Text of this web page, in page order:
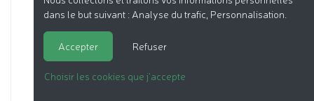
dans le but suivant : Analyse du trafic, Personnalisation
Accepter Refuser
Choisir les cookies que j'accepte